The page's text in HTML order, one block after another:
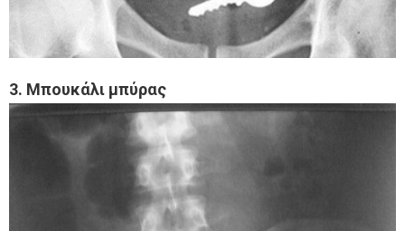
3. Μπουκάλι μπύρας